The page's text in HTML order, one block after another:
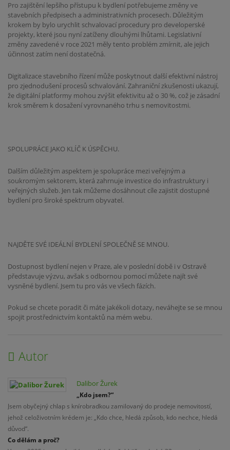
Pro zajištění lepšího přístupu k bydlení potřebujeme změny ve
stavebních předpisech a administrativních procesech. Důležitým
krokem by bylo urychlit schvalovací procedury pro developerské
projekty, které jsou nyní zatíženy dlouhými lhůtami. Legislativní
změny zavedené v roce 2021 měly tento problém zmírnit, ale jejich
účinnost zatím není dostatečná.
Digitalizace stavebního řízení může poskytnout další efektivní nástroj
pro zjednodušení procesů schvalování. Zahraniční zkušenosti ukazují,
že digitální platformy mohou zvýšit efektivitu až o 30 %, což je zásadní
krok směrem k dosažení vyrovnaného trhu s nemovitostmi.
SPOLUPRÁCE JAKO KLÍČ K ÚSPĚCHU.
Dalším důležitým aspektem je spolupráce mezi veřejným a
soukromým sektorem, která zahrnuje investice do infrastruktury i
veřejných služeb. Jen tak můžeme dosáhnout cíle zajistit dostupné
bydlení pro široké spektrum obyvatel.
NAJDĚTE SVÉ IDEÁLNÍ BYDLENÍ SPOLEČNĚ SE MNOU.
Dostupnost bydlení nejen v Praze, ale v poslední době i v Ostravě
představuje výzvu, avšak s odbornou pomocí můžete najít své
vysněné bydlení. Jsem tu pro vás ve všech fázích.
Pokud se chcete poradit či máte jakékoli dotazy, neváhejte se se mnou
spojit prostřednictvím kontaktů na mém webu.
Autor
Dalibor Žurek
„Kdo jsem?“
Jsem obyčejný chlap s knírobradkou zamilovaný do prodeje nemovitostí,
jehož celoživotním krédem je: „Kdo chce, hledá způsob, kdo nechce, hledá
důvod“.
Co dělám a proč?